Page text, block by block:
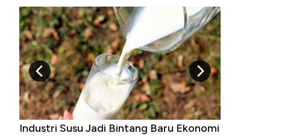
Industri Susu Jadi Bintang Baru Ekonomi